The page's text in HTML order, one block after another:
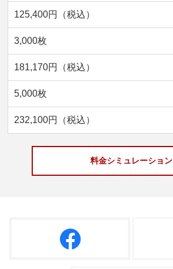
125,400円（税込）
3,000枚
181,170円（税込）
5,000枚
232,100円（税込）
料金シミュレーション